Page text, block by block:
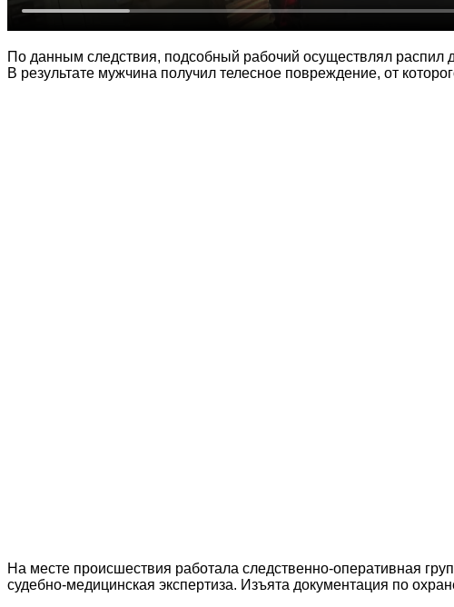
По данным следствия, подсобный рабочий осуществлял
В результате мужчина получил телесное повреждение, от
На месте происшествия работала следственно-оперативная
судебно-медицинская экспертиза. Изъята документация по